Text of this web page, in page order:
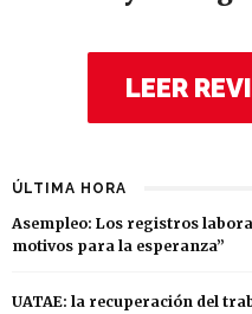
LEER
ÚLTIMA HORA
Asempleo: Los registros
motivos para la esperanza”
UATAE: la recuperación del